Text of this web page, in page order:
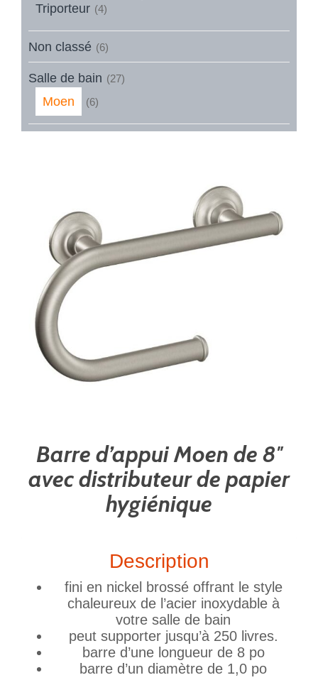
Triporteur (4)
Non classé (6)
Salle de bain (27)
Moen (6)
Barre d’appui Moen de 8″
avec distributeur de papier
hygiénique
Description
fini en nickel brossé offrant le style
chaleureux de l’acier inoxydable à
votre salle de bain
peut supporter jusqu’à 250 livres.
barre d’une longueur de 8 po
barre d’un diamètre de 1,0 po